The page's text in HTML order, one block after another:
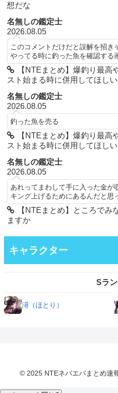
想だな
名無しの鑑定士
2026.08.05
このコメントだけだと誤解を招き
やってる時に釣った魚を確認する
【NTEまとめ】爆釣り最高
スト始まる時に併用してほし
名無しの鑑定士
2026.08.05
釣った魚を売る
【NTEまとめ】爆釣り最高
スト始まる時に併用してほし
名無しの鑑定士
2026.08.05
あれってまわして手に入った金が
キング上げるためにあるんだと思
【NTEまとめ】ところでみ
ますか
キャラクター
Sラ
潯（ほとり）
© 2025 NTEネバエバまとめ速